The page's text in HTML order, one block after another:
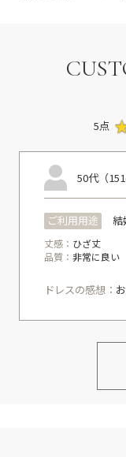
5点
50代（
ご利用用途 結
丈感： ひざ丈
品質： 非常に良い
ドレスの感想：